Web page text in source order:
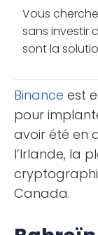
Vous
sans investir
sont la
Binance est
pour
avoir été en
l’Irlande, la
Canada.